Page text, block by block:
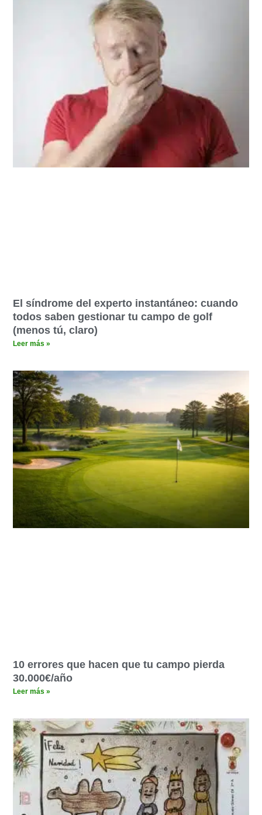
El síndrome del experto instantáneo: cuando
todos saben gestionar tu campo de golf
(menos tú, claro)
Leer más »
10 errores que hacen que tu campo pierda
30.000€/año
Leer más »